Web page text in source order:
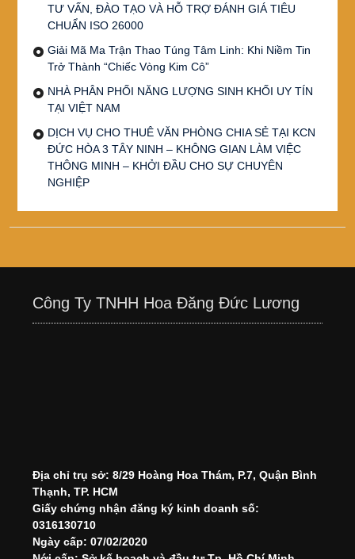
TƯ VẤN, ĐÀO TẠO VÀ HỖ TRỢ ĐÁNH GIÁ TIÊU
CHUẨN ISO 26000
Giải Mã Ma Trận Thao Túng Tâm Linh: Khi Niềm Tin
Trở Thành “Chiếc Vòng Kim Cô”
NHÀ PHÂN PHỐI NĂNG LƯỢNG SINH KHỐI UY TÍN
TẠI VIỆT NAM
DỊCH VỤ CHO THUÊ VĂN PHÒNG CHIA SẺ TẠI KCN
ĐỨC HÒA 3 TÂY NINH – KHÔNG GIAN LÀM VIỆC
THÔNG MINH – KHỞI ĐẦU CHO SỰ CHUYÊN
NGHIỆP
Công Ty TNHH Hoa Đăng Đức Lương
Địa chỉ trụ sở: 8/29 Hoàng Hoa Thám, P.7, Quận Bình
Thạnh, TP. HCM
Giấy chứng nhận đăng ký kinh doanh số:
0316130710
Ngày cấp: 07/02/2020